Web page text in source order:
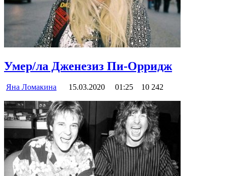
Умер/ла Дженезиз Пи-Орридж
Яна Ломакина 15.03.2020 01:25 10 242